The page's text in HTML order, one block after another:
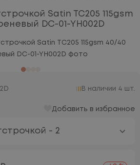
Satin TC205 115gsm
DC-01-YH002D
В наличии 4 шт.
Добавить в избранное
- 2